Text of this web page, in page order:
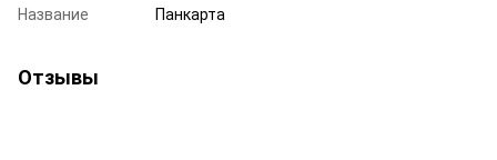
Название Панкарта
Отзывы